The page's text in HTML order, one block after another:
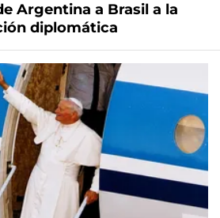
Argentina a Brasil a la
diplomática